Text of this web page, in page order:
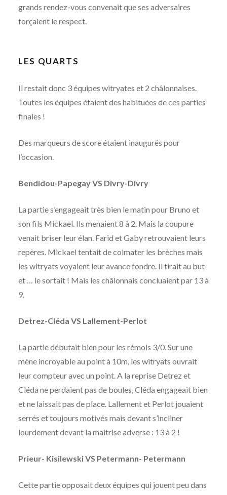
grands rendez-vous convenait que ses adversaires
forçaient le respect.
LES QUARTS
Il restait donc 3 équipes witryates et 2 châlonnaises.
Toutes les équipes étaient des habituées de ces parties
finales !
Des marqueurs de score étaient inaugurés pour
l’occasion.
Bendidou-Papegay VS Divry-Divry
La partie s’engageait très bien le matin pour Bruno et
son fils Mickael. Ils menaient 8 à 2. Mais la coupure
venait briser leur élan. Farid et Gaby retrouvaient leurs
repères. Mickael tentait de colmater les brèches mais
les witryats voyaient leur avance fondre. Il tirait au but
et … le sortait ! Mais les châlonnais concluaient par 13 à
9.
Detrez-Cléda VS Lallement-Perlot
La partie débutait bien pour les rémois 3/0. Sur une
mène incroyable au point à 10m, les witryats ouvrait
leur compteur avec un point. A la reprise Detrez et
Cléda ne perdaient pas de boules, Cléda engageait bien
et ne laissait pas de place. Lallement et Perlot jouaient
serrés et toujours motivés mais devant s’incliner
lourdement devant la maitrise adverse : 13 à 2 !
Prieur- Kisilewski VS Petermann- Petermann
Cette partie opposait deux équipes qui jouent peu dans